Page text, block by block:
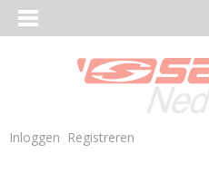
Inloggen Registreren